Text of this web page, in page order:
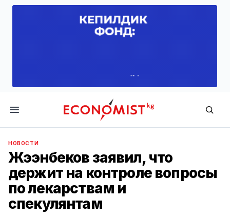
Economist.kg
НОВОСТИ
Жээнбеков заявил, что
держит на контроле вопросы
по лекарствам и
спекулянтам